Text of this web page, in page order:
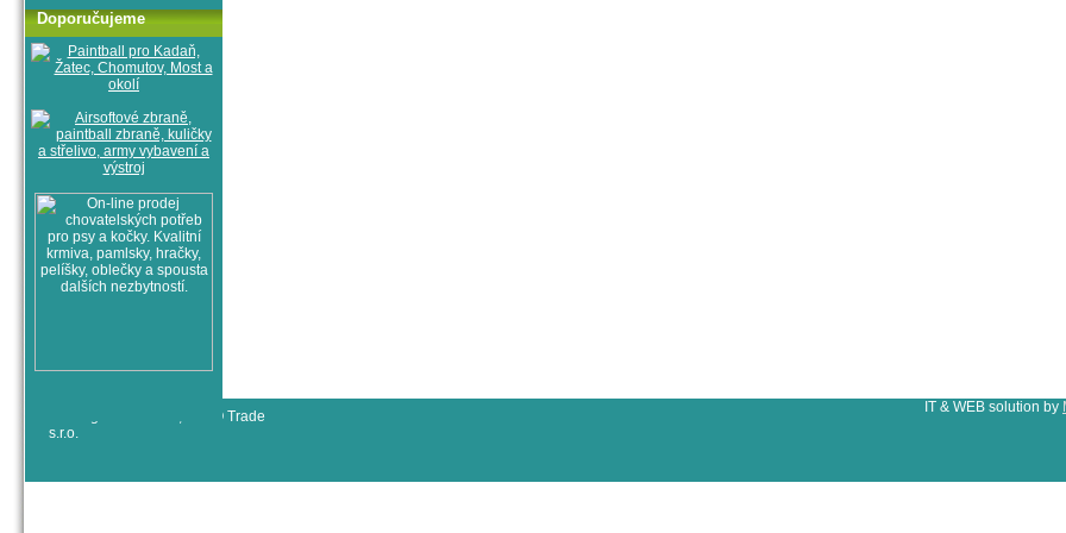
Doporučujeme
© All rights reserved, RYJO Trade
s.r.o.
IT & WEB solution by